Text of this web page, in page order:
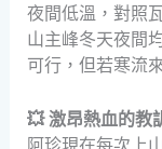
夜間低溫，對照
山主峰冬天夜間
可行，但若寒流
💥 激昂熱血的教
阿珍現在每次上